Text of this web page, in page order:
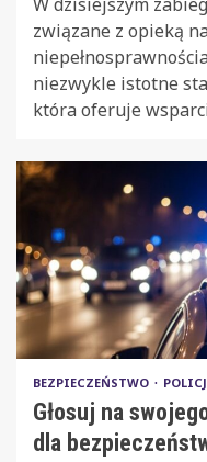
związane z opieką
niezwykle istotne
która oferuje
BEZPIECZEŃSTWO
Głosuj na
dla